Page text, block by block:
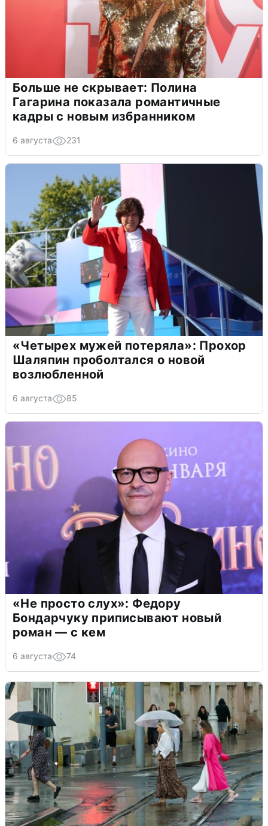
Больше не скрывает: Полина
Гагарина показала романтичные
кадры с новым избранником
6 августа 231
«Четырех мужей потеряла»: Прохор
Шаляпин проболтался о новой
возлюбленной
6 августа 85
«Не просто слух»: Федору
Бондарчуку приписывают новый
роман — с кем
6 августа 74